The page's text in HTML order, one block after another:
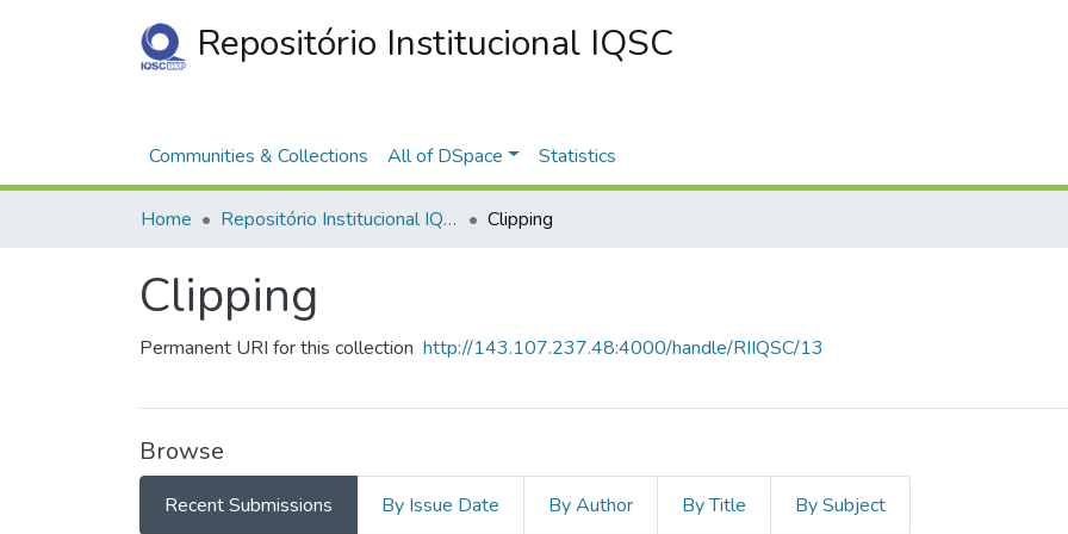
Repositório Institucional IQSC
Communities & Collections All of DSpace Statistics
Home Repositório Institucional IQSC Clipping
Clipping
Permanent URI for this collection http://143.107.237.48:4000/handle/RIIQSC/13
Browse
Recent Submissions By Issue Date By Author By Title By Subject